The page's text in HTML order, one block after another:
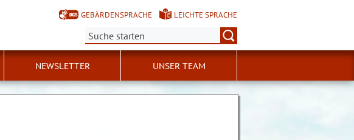
GEBÄRDENSPRACHE
LEICHTE SPRACHE
Suche:
NEWSLETTER UNSER TEAM